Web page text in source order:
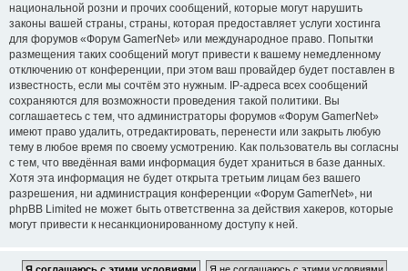
национальной розни и прочих сообщений, которые могут нарушить
законы вашей страны, страны, которая предоставляет услуги хостинга
для форумов «Форум GamerNet» или международное право. Попытки
размещения таких сообщений могут привести к вашему немедленному
отключению от конференции, при этом ваш провайдер будет поставлен в
известность, если мы сочтём это нужным. IP-адреса всех сообщений
сохраняются для возможности проведения такой политики. Вы
соглашаетесь с тем, что администраторы форумов «Форум GamerNet»
имеют право удалить, отредактировать, перенести или закрыть любую
тему в любое время по своему усмотрению. Как пользователь вы согласны
с тем, что введённая вами информация будет храниться в базе данных.
Хотя эта информация не будет открыта третьим лицам без вашего
разрешения, ни администрация конференции «Форум GamerNet», ни
phpBB Limited не может быть ответственна за действия хакеров, которые
могут привести к несанкционированному доступу к ней.